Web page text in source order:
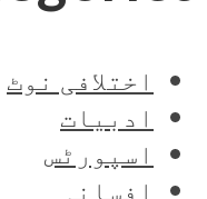
اختلافی نوٹ
ادبیات
اسپورٹس
افسانہ